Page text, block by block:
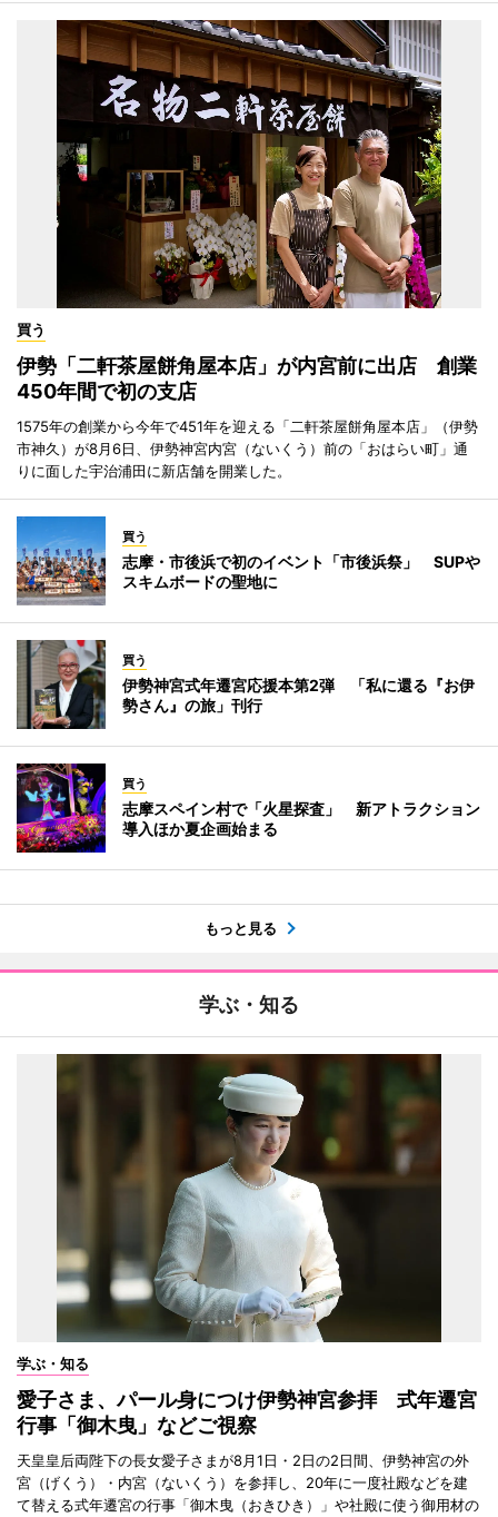
買う
伊勢「二軒茶屋餅角屋本店」が内宮前に出店 創業
450年間で初の支店
1575年の創業から今年で451年を迎える「二軒茶屋餅角屋本店」（伊勢
市神久）が8月6日、伊勢神宮内宮（ないくう）前の「おはらい町」通
りに面した宇治浦田に新店舗を開業した。
買う
志摩・市後浜で初のイベント「市後浜祭」 SUPや
スキムボードの聖地に
買う
伊勢神宮式年遷宮応援本第2弾 「私に還る『お伊
勢さん』の旅」刊行
買う
志摩スペイン村で「火星探査」 新アトラクション
導入ほか夏企画始まる
もっと見る
学ぶ・知る
学ぶ・知る
愛子さま、パール身につけ伊勢神宮参拝 式年遷宮
行事「御木曳」などご視察
天皇皇后両陛下の長女愛子さまが8月1日・2日の2日間、伊勢神宮の外
宮（げくう）・内宮（ないくう）を参拝し、20年に一度社殿などを建
て替える式年遷宮の行事「御木曳（おきひき）」や社殿に使う御用材の